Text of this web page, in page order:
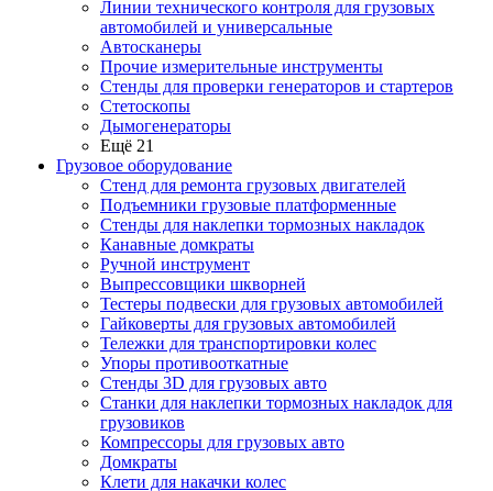
Линии технического контроля для грузовых
автомобилей и универсальные
Автосканеры
Прочие измерительные инструменты
Стенды для проверки генераторов и стартеров
Стетоскопы
Дымогенераторы
Ещё 21
Грузовое оборудование
Стенд для ремонта грузовых двигателей
Подъемники грузовые платформенные
Стенды для наклепки тормозных накладок
Канавные домкраты
Ручной инструмент
Выпрессовщики шкворней
Тестеры подвески для грузовых автомобилей
Гайковерты для грузовых автомобилей
Тележки для транспортировки колес
Упоры противооткатные
Стенды 3D для грузовых авто
Станки для наклепки тормозных накладок для
грузовиков
Компрессоры для грузовых авто
Домкраты
Клети для накачки колес